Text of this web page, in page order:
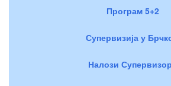
Програм 5+2
Супервизија у
Налози